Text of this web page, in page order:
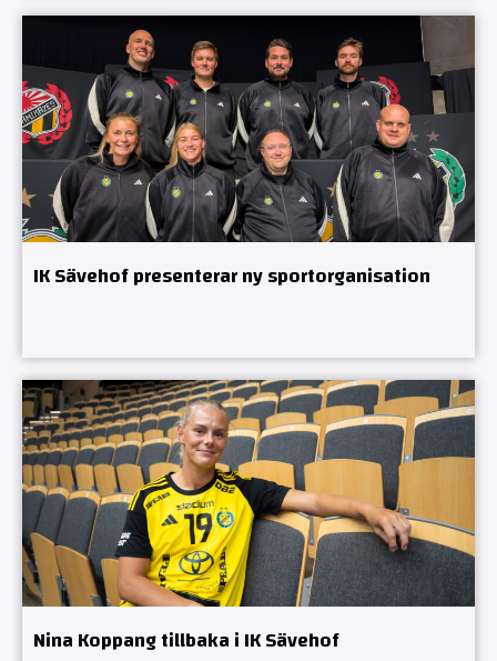
IK Sävehof presenterar ny sportorganisation
Nina Koppang tillbaka i IK Sävehof